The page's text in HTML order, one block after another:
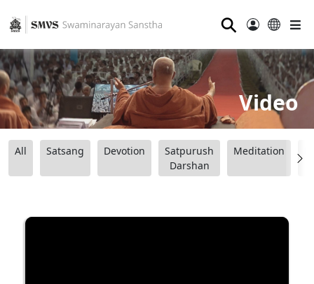
⚲
Video
All Satsang Devotion
Satpurush
Darshan
Meditation